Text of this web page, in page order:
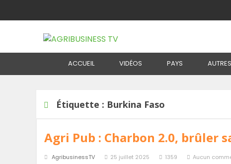
ACCUEIL VIDÉOS PAYS AUTRES
Home Étiquette :Burkina Faso Étiquette :
Étiquette : Burkina Faso
Agri Pub : Charbon 2.0, brûler
AgribusinessTV 25 juillet 2025 1359 Aucun